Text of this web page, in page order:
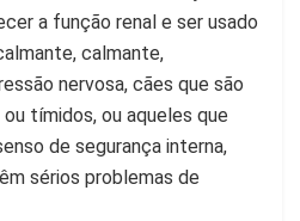
a função renal e ser usado
calmante,
nervosa, cães que são
tímidos, ou aqueles que
de segurança interna,
sérios problemas de